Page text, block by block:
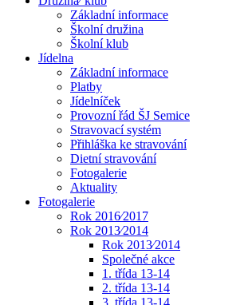
Základní informace
Školní družina
Školní klub
Jídelna
Základní informace
Platby
Jídelníček
Provozní řád ŠJ Semice
Stravovací systém
Přihláška ke stravování
Dietní stravování
Fotogalerie
Aktuality
Fotogalerie
Rok 2016⁄2017
Rok 2013⁄2014
Rok 2013⁄2014
Společné akce
1. třída 13-14
2. třída 13-14
3. třída 13-14